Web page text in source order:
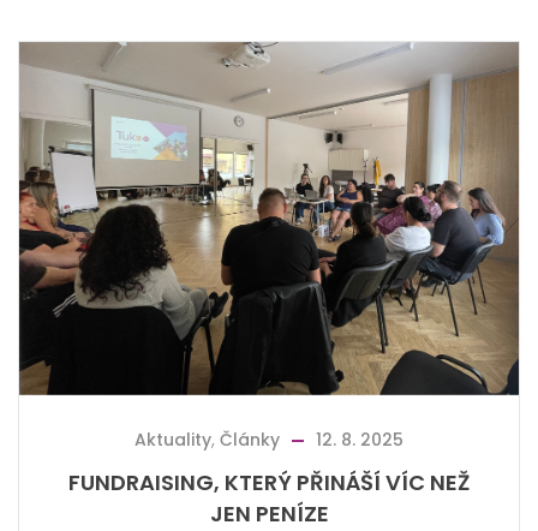
Aktuality, Články 12. 8. 2025
FUNDRAISING, KTERÝ PŘINÁŠÍ VÍC NEŽ
JEN PENÍZE